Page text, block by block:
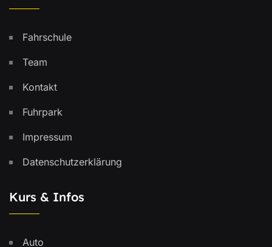
Fahrschule
Team
Kontakt
Fuhrpark
Impressum
Datenschutzerklärung
Kurs & Infos
Auto